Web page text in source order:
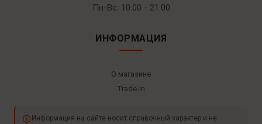
Пн-Вс: 10:00 - 21:00
ИНФОРМАЦИЯ
О магазине
Trade-In
Информация на сайте носит справочный характер и не